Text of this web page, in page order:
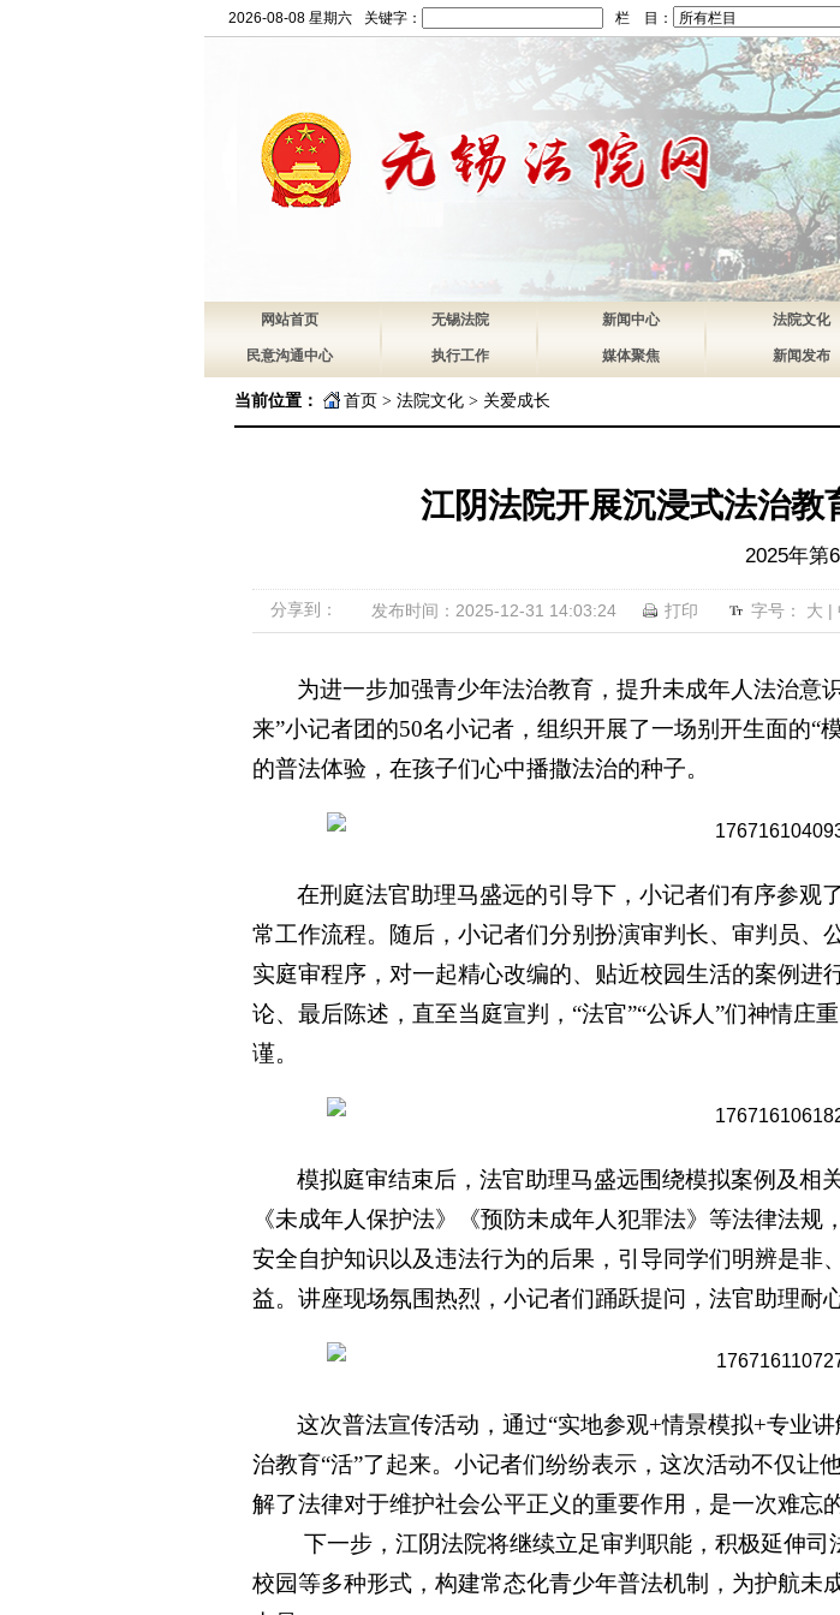
2026-08-08 星期六 关键字： 栏 目：
网站首页 无锡法院 新闻中心 法院文化
民意沟通中心 执行工作 媒体聚焦 新闻发布
当前位置： 首页 > 法院文化 > 关爱成长
江阴法院开展沉浸式法治教
2025年第
分享到： 发布时间：2025-12-31 14:03:24 打印 字号： 大 |
为进一步加强青少年法治教育，提升未成年人法治意
来”小记者团的50名小记者，组织开展了一场别开生面的“
的普法体验，在孩子们心中播撒法治的种子。
在刑庭法官助理马盛远的引导下，小记者们有序参观
常工作流程。随后，小记者们分别扮演审判长、审判员
实庭审程序，对一起精心改编的、贴近校园生活的案例
论、最后陈述，直至当庭宣判， “法官”“公诉人”们神情庄
谨。
模拟庭审结束后，法官助理马盛远围绕模拟案例及相
《未成年人保护法》《预防未成年人犯罪法》等法律法规
安全自护知识以及违法行为的后果，引导同学们明辨是非
益。讲座现场氛围热烈，小记者们踊跃提问，法官助理耐
这次普法宣传活动，通过“实地参观+情景模拟+专业
治教育“活”了起来。小记者们纷纷表示，这次活动不仅让
解了法律对于维护社会公平正义的重要作用，是一次难忘
下一步，江阴法院将继续立足审判职能，积极延伸
校园等多种形式，构建常态化青少年普法机制，为护航